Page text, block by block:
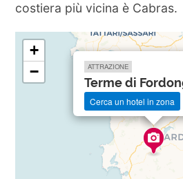
costiera più vicina è Cabras.
ATTRAZIONE
Terme di
Cerca un hotel in zona
+
−